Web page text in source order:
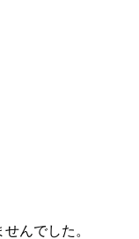
んでした。